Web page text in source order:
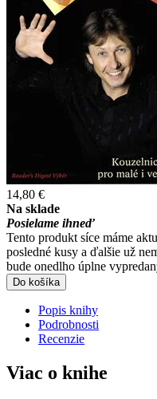
14,80 €
Na sklade
Posielame ihneď
Tento produkt síce máme
posledné kusy a ďalšie už
bude onedlho úplne
Do košíka
Popis knihy
Podrobnosti
Recenzie
Viac o knihe